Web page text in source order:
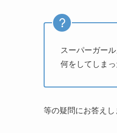
スーパーガー
何をしてしま
等の疑問にお答えし